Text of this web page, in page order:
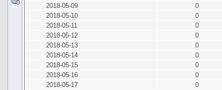
2018-05-09
0
2018-05-10
0
2018-05-11
0
2018-05-12
0
2018-05-13
0
2018-05-14
0
2018-05-15
0
2018-05-16
0
2018-05-17
0